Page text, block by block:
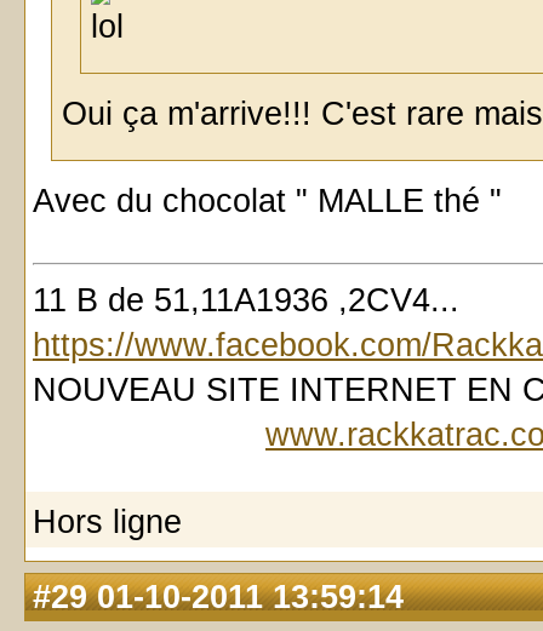
Oui ça m'arrive!!! C'est rare
Avec du chocolat " MALLE thé "
11 B de 51,11A1936 ,2CV4...
https://www.facebook.com/
NOUVEAU SITE INTERNET EN
Hors ligne
#29 01-10-2011 13:59:14